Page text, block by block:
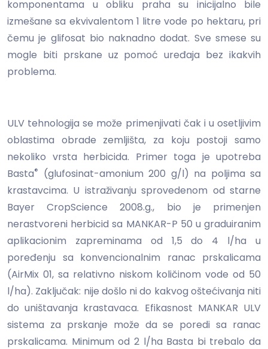
komponentama u obliku praha su inicijalno bile
izmešane sa ekvivalentom 1 litre vode po hektaru, pri
čemu je glifosat bio naknadno dodat. Sve smese su
mogle biti prskane uz pomoć uređaja bez ikakvih
problema.
ULV tehnologija se može primenjivati čak i u osetljivim
oblastima obrade zemljišta, za koju postoji samo
nekoliko vrsta herbicida. Primer toga je upotreba
Basta®
(glufosinat-amonium 200 g/l) na poljima sa
krastavcima. U istraživanju sprovedenom od starne
Bayer CropScience 2008.g., bio je primenjen
nerastvoreni herbicid sa MANKAR-P 50 u graduiranim
aplikacionim zapreminama od 1,5 do 4 l/ha u
poređenju sa konvencionalnim ranac prskalicama
(AirMix 01, sa relativno niskom količinom vode od 50
l/ha). Zaključak: nije došlo ni do kakvog oštećivanja niti
do uništavanja krastavaca. Efikasnost MANKAR ULV
sistema za prskanje može da se poredi sa ranac
prskalicama. Minimum od 2 l/ha Basta bi trebalo da